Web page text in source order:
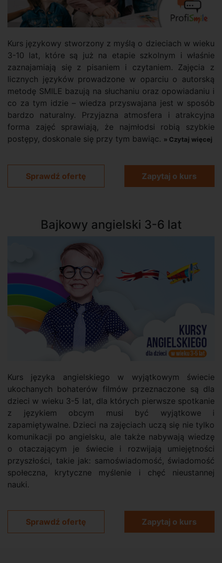
Kurs językowy stworzony z myślą o dzieciach w wieku
3-10 lat, które są już na etapie szkolnym i właśnie
zaznajamiają się z pisaniem i czytaniem. Zajęcia z
licznych języków prowadzone w oparciu o autorską
metodę SMILE bazują na słuchaniu oraz opowiadaniu i
co za tym idzie – wiedza przyswajana jest w sposób
bardzo naturalny. Przyjazna atmosfera i atrakcyjna
forma zajęć sprawiają, że najmłodsi robią szybkie
postępy, doskonale się przy tym bawiąc. » Czytaj więcej
Sprawdź ofertę Zapytaj o kurs
Bajkowy angielski 3-6 lat
Kurs języka angielskiego w wyjątkowym świecie
ukochanych bohaterów filmów przeznaczone są dla
dzieci w wieku 3-5 lat, dla których pierwsze spotkanie
z językiem obcym musi być wyjątkowe i
zapamiętywalne. Dzieci na zajęciach uczą się nie tylko
komunikacji po angielsku, ale także nabywają wiedzę
o otaczającym je świecie i rozwijają umiejętności
przyszłości, takie jak: samoświadomość, świadomość
społeczna, krytyczne myślenie i chęć nieustannej
nauki.
Sprawdź ofertę Zapytaj o kurs